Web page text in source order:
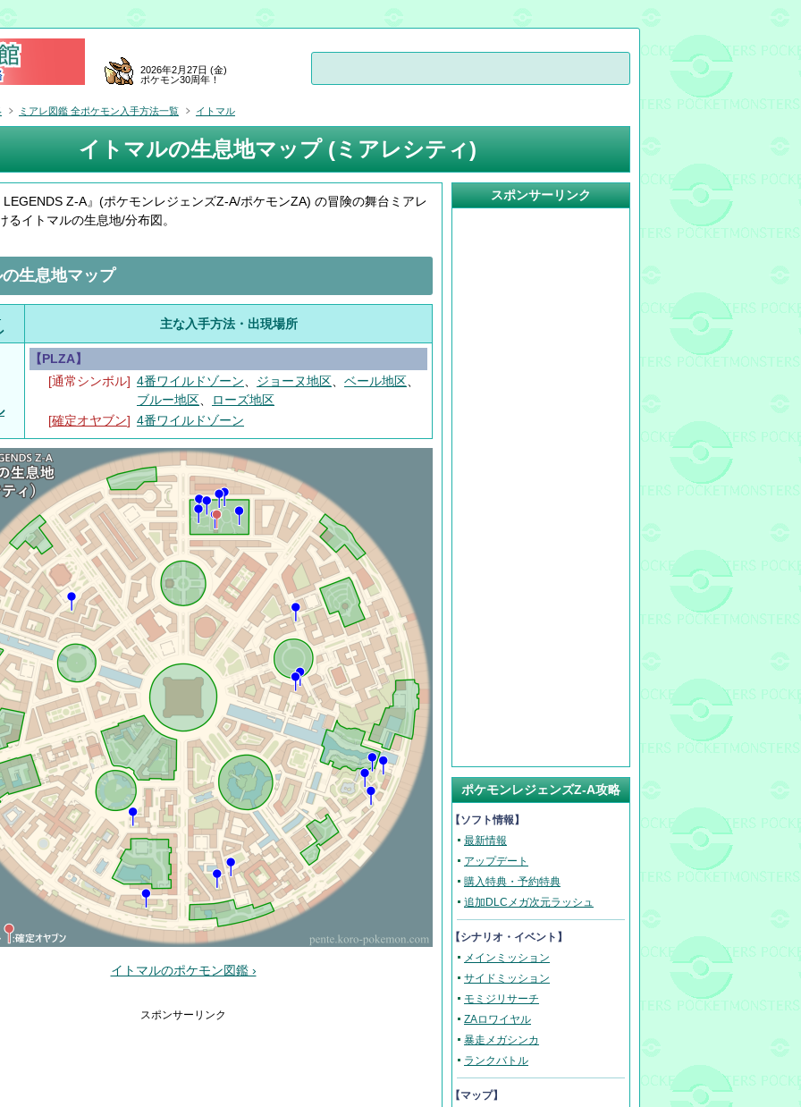
イトマルの生息地マップ (ミアレシティ)
Z-A』(ポケモンレジェンズZ-A/ポケモンZA) の冒険の舞台ミアレ
るイトマルの生息地/分布図。
生息地マップ
主な入手方法・出現場所
【PLZA】
[通常シンボル] 4番ワイルドゾーン ジョーヌ地区 ベール地区
ブルー地区
ローズ地区
[確定オヤブン] 4番ワイルドゾーン
イトマルのポケモン図鑑 ›
スポンサーリンク
スポンサーリンク
ポケモンレジェンズZ-A攻略
【ソフト情報】
最新情報
アップデート
購入特典・予約特典
追加DLCメガ次元ラッシュ
【シナリオ・イベント】
メインミッション
サイドミッション
モミジリサーチ
ZAロワイヤル
暴走メガシンカ
ランクバトル
【マップ】
2026年2月27日 (金)
ポケモン30周年！
ミアレ図鑑 全ポケモン入手方法一覧 イトマル